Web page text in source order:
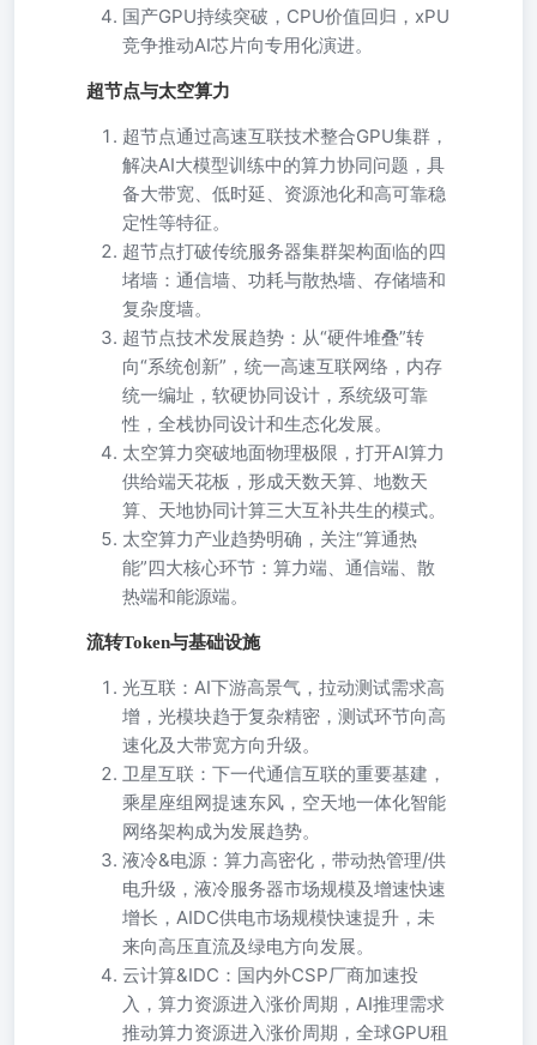
国产GPU持续突破，CPU价值回归，xPU
竞争推动AI芯片向专用化演进。
超节点与太空算力
超节点通过高速互联技术整合GPU集群，
解决AI大模型训练中的算力协同问题，具
备大带宽、低时延、资源池化和高可靠稳
定性等特征。
超节点打破传统服务器集群架构面临的四
堵墙：通信墙、功耗与散热墙、存储墙和
复杂度墙。
超节点技术发展趋势：从“硬件堆叠”转
向“系统创新”，统一高速互联网络，内存
统一编址，软硬协同设计，系统级可靠
性，全栈协同设计和生态化发展。
太空算力突破地面物理极限，打开AI算力
供给端天花板，形成天数天算、地数天
算、天地协同计算三大互补共生的模式。
太空算力产业趋势明确，关注“算通热
能”四大核心环节：算力端、通信端、散
热端和能源端。
流转Token与基础设施
光互联：AI下游高景气，拉动测试需求高
增，光模块趋于复杂精密，测试环节向高
速化及大带宽方向升级。
卫星互联：下一代通信互联的重要基建，
乘星座组网提速东风，空天地一体化智能
网络架构成为发展趋势。
液冷&电源：算力高密化，带动热管理/供
电升级，液冷服务器市场规模及增速快速
增长，AIDC供电市场规模快速提升，未
来向高压直流及绿电方向发展。
云计算&IDC：国内外CSP厂商加速投
入，算力资源进入涨价周期，AI推理需求
推动算力资源进入涨价周期，全球GPU租